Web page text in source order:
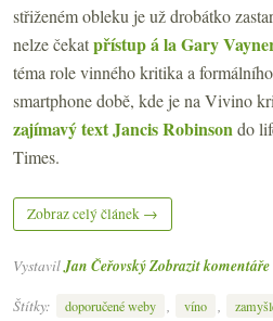
střiženém obleku je už drobátko
nelze čekatpřístup á la Gary
téma role vinného kritika a
smartphone době, kde je na Vivino
zajímavý text Jancis Robinsondo
Times.
Zobraz celý článek →
VystavilJan ČeřovskýZobrazit komentáře
Štítky:
doporučené weby víno